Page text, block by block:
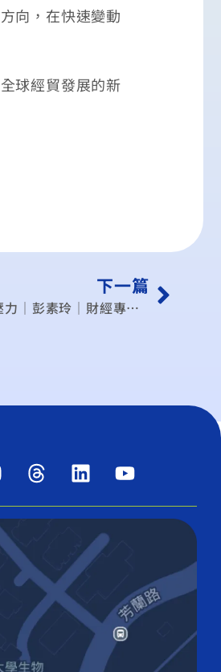
向，在快速變動
球經貿發展的新
下一篇
《影音》歐央升息、日央恐跟進？油價加劇貨幣政策壓力｜彭素玲｜財經專家分析